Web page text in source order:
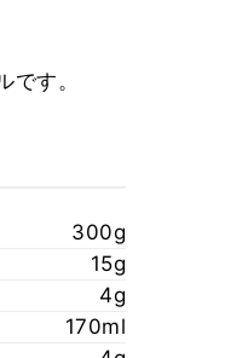
す。
300g
15g
4g
170ml